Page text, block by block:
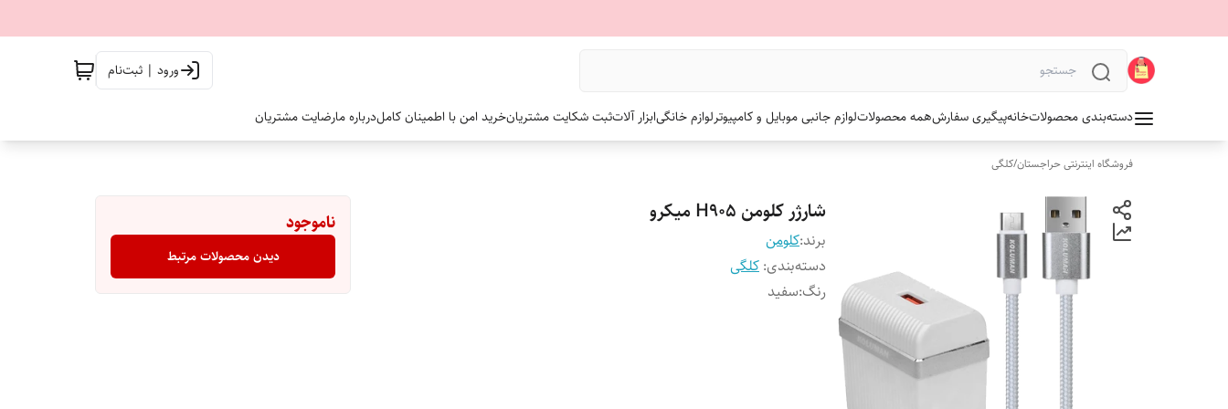
ورود | ثبت‌نام
دسته‌بندی محصولاتخانهپیگیری سفارشهمه محصولاتلوازم جانبی موبایل و کامپیوترلوازم خانگیابزار آلاتثبت شکایت مشتریانخرید امن با اطمینان کاملدرباره مارضایت مشتریان
فروشگاه اینترنتی حراجستان/کلگی
شارژر کلومن H905 میکرو
برند:کلومن
دسته‌بندی: کلگی
رنگ:سفید
ناموجود
دیدن محصولات مرتبط